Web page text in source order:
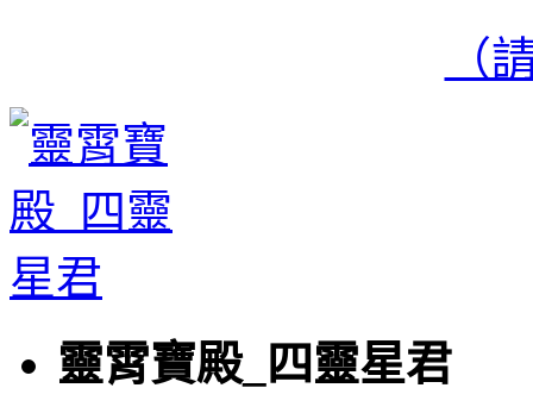
（
靈霄寶殿_四靈星君